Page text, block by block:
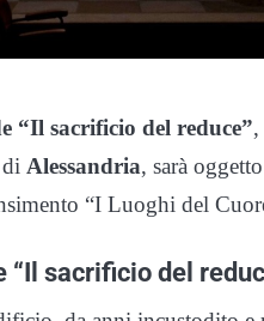
“Il sacrificio del reduce”,
Alessandria, sarà
“I Luoghi del
sacrificio del